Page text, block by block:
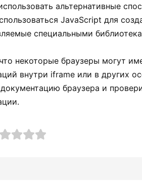
альтернативные
JavaScript для
специальными
некоторые браузеры могут
внутри iframe или в других
браузера и